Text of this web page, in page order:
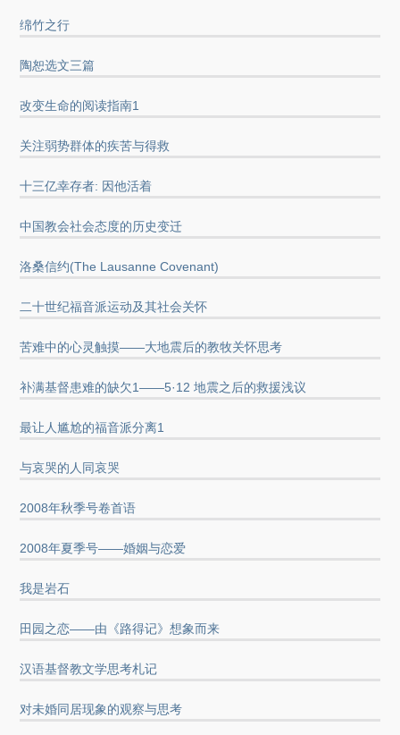
绵竹之行
陶恕选文三篇
改变生命的阅读指南1
关注弱势群体的疾苦与得救
十三亿幸存者: 因他活着
中国教会社会态度的历史变迁
洛桑信约(The Lausanne Covenant)
二十世纪福音派运动及其社会关怀
苦难中的心灵触摸——大地震后的教牧关怀思考
补满基督患难的缺欠1——5·12 地震之后的救援浅议
最让人尴尬的福音派分离1
与哀哭的人同哀哭
2008年秋季号卷首语
2008年夏季号——婚姻与恋爱
我是岩石
田园之恋——由《路得记》想象而来
汉语基督教文学思考札记
对未婚同居现象的观察与思考